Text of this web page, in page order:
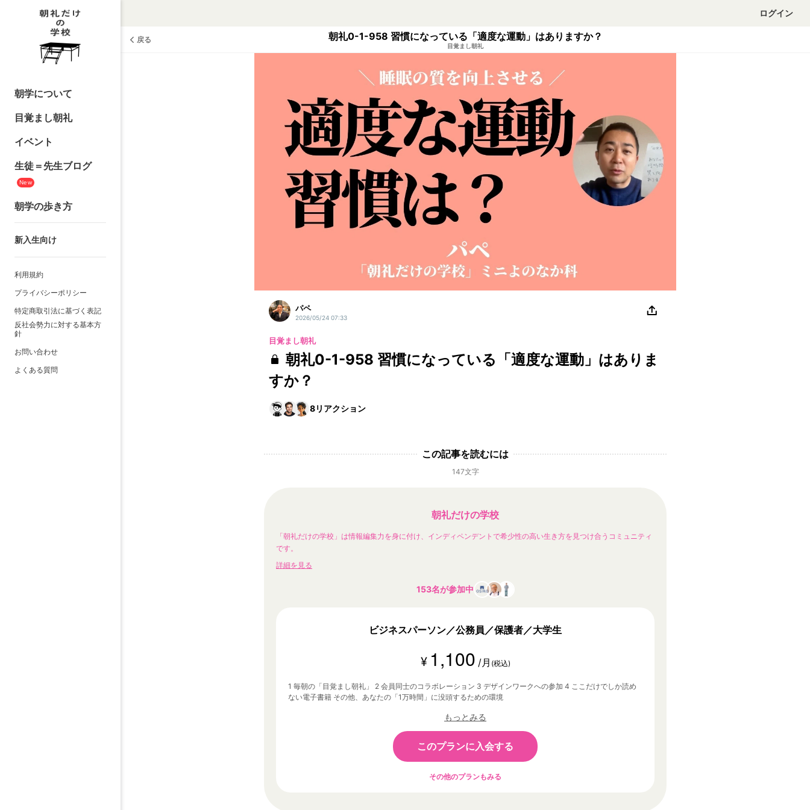
ログイン
朝学について
目覚まし朝礼
イベント
生徒＝先生ブログ
New
朝学の歩き方
新入生向け
利用規約
プライバシーポリシー
特定商取引法に基づく表記
反社会勢力に対する基本方
針
お問い合わせ
よくある質問
戻る 朝礼0-1-958 習慣になっている「適度な運動」はありますか？
目覚まし朝礼
パペ
2026/05/24 07:33
目覚まし朝礼
朝礼0-1-958 習慣になっている「適度な運動」はありま
すか？
8リアクション
この記事を読むには
147文字
朝礼だけの学校
「朝礼だけの学校」は情報編集力を身に付け、インディペンデントで希少性の高い生き方を見つけ合うコミュニティ
です。
詳細を見る
153名が参加中
ビジネスパーソン／公務員／保護者／大学生
¥ 1,100 /月 (税込)
1 毎朝の「目覚まし朝礼」 2 会員同士のコラボレーション 3 デザインワークへの参加 4 ここだけでしか読め
ない電子書籍 その他、あなたの「1万時間」に没頭するための環境
もっとみる
このプランに入会する
その他のプランもみる